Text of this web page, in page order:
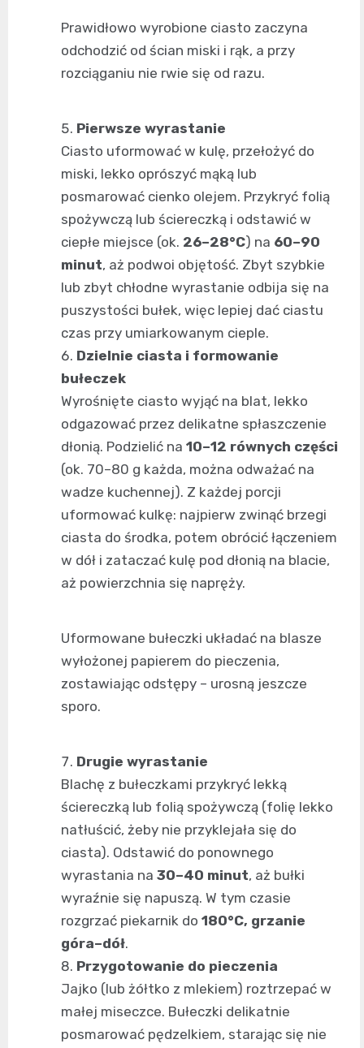
Prawidłowo wyrobione ciasto zaczyna
odchodzić od ścian miski i rąk, a przy
rozciąganiu nie rwie się od razu.
Pierwsze wyrastanie
Ciasto uformować w kulę, przełożyć do
miski, lekko oprószyć mąką lub
posmarować cienko olejem. Przykryć folią
spożywczą lub ściereczką i odstawić w
ciepłe miejsce (ok. 26–28°C) na 60–90
minut, aż podwoi objętość. Zbyt szybkie
lub zbyt chłodne wyrastanie odbija się na
puszystości bułek, więc lepiej dać ciastu
czas przy umiarkowanym cieple.
Dzielnie ciasta i formowanie
bułeczek
Wyrośnięte ciasto wyjąć na blat, lekko
odgazować przez delikatne spłaszczenie
dłonią. Podzielić na 10–12 równych części
(ok. 70–80 g każda, można odważać na
wadze kuchennej). Z każdej porcji
uformować kulkę: najpierw zwinąć brzegi
ciasta do środka, potem obrócić łączeniem
w dół i zataczać kulę pod dłonią na blacie,
aż powierzchnia się napręży.
Uformowane bułeczki układać na blasze
wyłożonej papierem do pieczenia,
zostawiając odstępy – urosną jeszcze
sporo.
Drugie wyrastanie
Blachę z bułeczkami przykryć lekką
ściereczką lub folią spożywczą (folię lekko
natłuścić, żeby nie przyklejała się do
ciasta). Odstawić do ponownego
wyrastania na 30–40 minut, aż bułki
wyraźnie się napuszą. W tym czasie
rozgrzać piekarnik do 180°C, grzanie
góra–dół.
Przygotowanie do pieczenia
Jajko (lub żółtko z mlekiem) roztrzepać w
małej miseczce. Bułeczki delikatnie
posmarować pędzelkiem, starając się nie